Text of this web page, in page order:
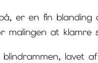
er en fin blanding
at klamre
lavet